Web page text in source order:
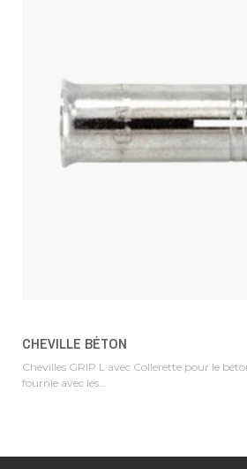
CHEVILLE BÉTON
Chevilles GRIP L avec Collerette pour le
fournie avec les...